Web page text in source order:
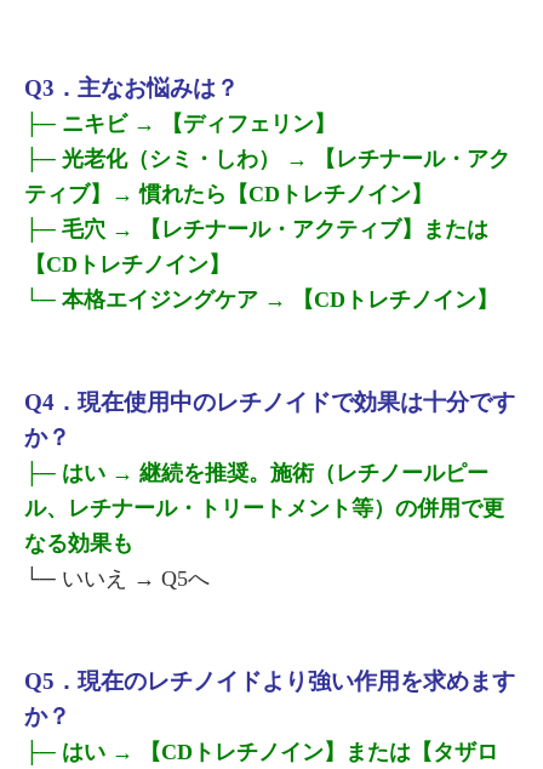
Q3．主なお悩みは？
├─ ニキビ → 【ディフェリン】
├─ 光老化（シミ・しわ） → 【レチナール・アク
ティブ】→ 慣れたら【CDトレチノイン】
├─ 毛穴 → 【レチナール・アクティブ】または
【CDトレチノイン】
└─ 本格エイジングケア → 【CDトレチノイン】
Q4．現在使用中のレチノイドで効果は十分です
か？
├─ はい → 継続を推奨。施術（レチノールピー
ル、レチナール・トリートメント等）の併用で更
なる効果も
└─ いいえ → Q5へ
Q5．現在のレチノイドより強い作用を求めます
か？
├─ はい → 【CDトレチノイン】または【タザロ